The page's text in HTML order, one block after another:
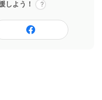
しよう！